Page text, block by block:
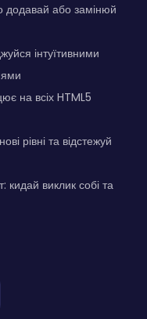
додавай або замінюй
інтуїтивними
на всіх HTML5
рівні та відстежуй
виклик собі та